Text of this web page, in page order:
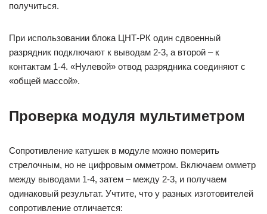
получиться.
При использовании блока ЦНТ-РК один сдвоенный
разрядник подключают к выводам 2-3, а второй – к
контактам 1-4. «Нулевой» отвод разрядника соединяют с
«общей массой».
Проверка модуля мультиметром
Сопротивление катушек в модуле можно померить
стрелочным, но не цифровым омметром. Включаем омметр
между выводами 1-4, затем – между 2-3, и получаем
одинаковый результат. Учтите, что у разных изготовителей
сопротивление отличается: